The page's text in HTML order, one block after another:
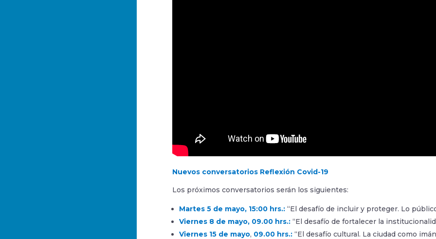
Nuevos conversatorios Reflexión Covid-19
Los próximos conversatorios serán los siguientes:
Martes 5 de mayo, 15:00 hrs.: “El desafío de incluir y proteger. Lo
Viernes 8 de mayo, 09.00 hrs.: “El desafío de fortalecer la
Viernes 15 de mayo, 09.00 hrs.:“El desafío cultural. La ciudad como